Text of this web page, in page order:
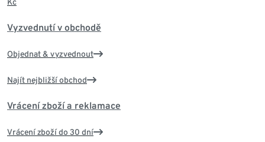
Vyzvednutí v obchodě
Objednat & vyzvednout
Najít nejbližší obchod
Vrácení zboží a reklamace
Vrácení zboží do 30 dní